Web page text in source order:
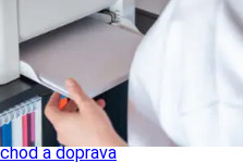
a doprava